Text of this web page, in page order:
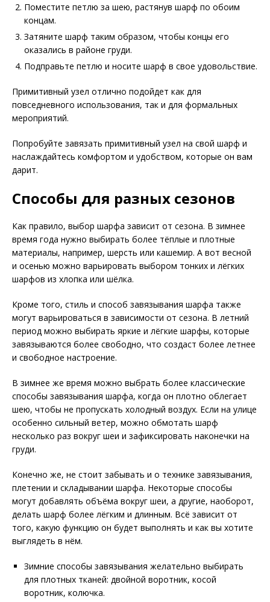
Поместите петлю за шею, растянув шарф по обоим
концам.
Затяните шарф таким образом, чтобы концы его
оказались в районе груди.
Подправьте петлю и носите шарф в свое удовольствие.
Примитивный узел отлично подойдет как для
повседневного использования, так и для формальных
мероприятий.
Попробуйте завязать примитивный узел на свой шарф и
наслаждайтесь комфортом и удобством, которые он вам
дарит.
Способы для разных сезонов
Как правило, выбор шарфа зависит от сезона. В зимнее
время года нужно выбирать более тёплые и плотные
материалы, например, шерсть или кашемир. А вот весной
и осенью можно варьировать выбором тонких и лёгких
шарфов из хлопка или шёлка.
Кроме того, стиль и способ завязывания шарфа также
могут варьироваться в зависимости от сезона. В летний
период можно выбирать яркие и лёгкие шарфы, которые
завязываются более свободно, что создаст более летнее
и свободное настроение.
В зимнее же время можно выбрать более классические
способы завязывания шарфа, когда он плотно облегает
шею, чтобы не пропускать холодный воздух. Если на улице
особенно сильный ветер, можно обмотать шарф
несколько раз вокруг шеи и зафиксировать наконечки на
груди.
Конечно же, не стоит забывать и о технике завязывания,
плетении и складывании шарфа. Некоторые способы
могут добавлять объёма вокруг шеи, а другие, наоборот,
делать шарф более лёгким и длинным. Всё зависит от
того, какую функцию он будет выполнять и как вы хотите
выглядеть в нём.
Зимние способы завязывания желательно выбирать
для плотных тканей: двойной воротник, косой
воротник, колючка.